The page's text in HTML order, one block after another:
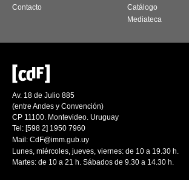
Contacto
Catálogo
Mediateca
Av. 18 de Julio 885
(entre Andes y Convención)
CP 11100. Montevideo. Uruguay
Tel: [598 2] 1950 7960
Mail: CdF@imm.gub.uy
Lunes, miércoles, jueves, viernes: de 10 a 19.30 h.
Martes: de 10 a 21 h. Sábados de 9.30 a 14.30 h.